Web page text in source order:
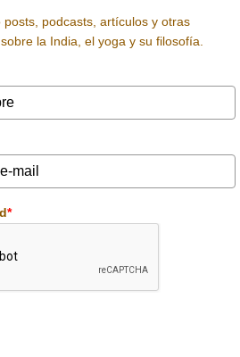
posts, podcasts, artículos y otras
la India, el yoga y su filosofía.
*